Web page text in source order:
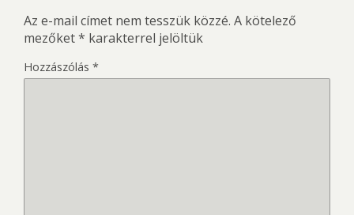
Az e-mail címet nem tesszük közzé. A kötelező
mezőket* karakterrel jelöltük
Hozzászólás *